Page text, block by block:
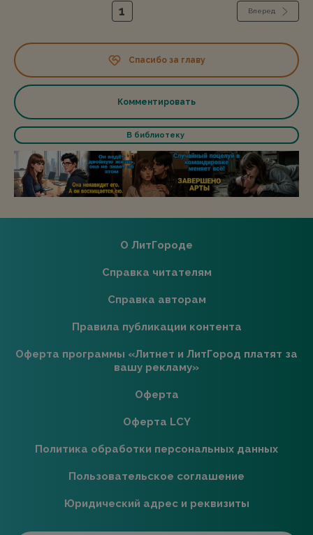
1 Вперед
Спасибо за главу
Комментировать
В библиотеку
О ЛитГороде
Справка читателям
Справка авторам
Правила публикации контента
Оферта программы «Литнет и ЛитГород платят за
вашу рекламу»
Оферта
Оферта LCY
Политика обработки персональных данных
Пользовательское соглашение
Юридический адрес и реквизиты